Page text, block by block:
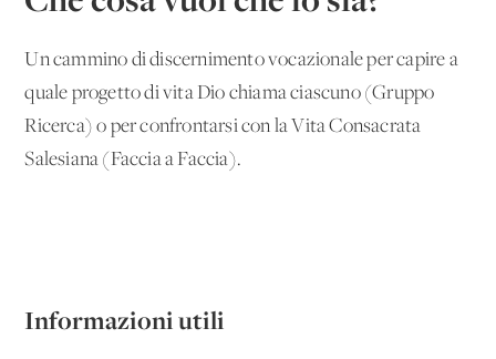
Un cammino di discernimento vocazionale per capire a
quale progetto di vita Dio chiama ciascuno (Gruppo
Ricerca) o per confrontarsi con la Vita Consacrata
Salesiana (Faccia a Faccia).
Informazioni utili